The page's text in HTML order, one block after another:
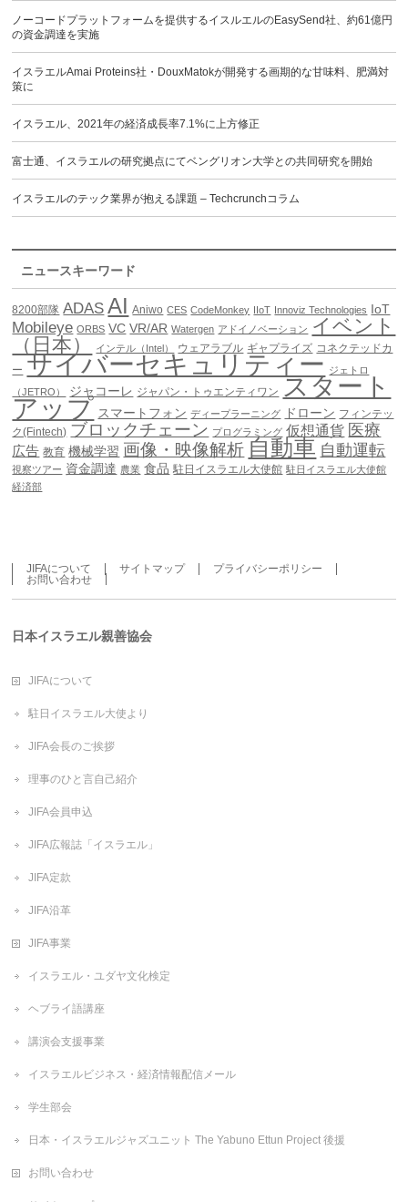
ノーコードプラットフォームを提供するイスルエルのEasySend社、約61億円
の資金調達を実施
イスラエルAmai Proteins社・DouxMatokが開発する画期的な甘味料、肥満対
策に
イスラエル、2021年の経済成長率7.1%に上方修正
富士通、イスラエルの研究拠点にてベングリオン大学との共同研究を開始
イスラエルのテック業界が抱える課題 – Techcrunchコラム
ニュースキーワード
8200部隊 ADAS AI Aniwo CES CodeMonkey IIoT Innoviz Technologies IoT
Mobileye ORBS VC VR/AR Watergen アドイノベーション イベント
（日本）
インテル（Intel） ウェアラブル ギャプライズ コネクテッドカ
ー サイバーセキュリティー ジェトロ
（JETRO）
ジャコーレ ジャパン・トゥエンティワン スタート
アップ スマートフォン ディープラーニング ドローン フィンテッ
ク(Fintech) ブロックチェーン プログラミング 仮想通貨 医療
広告 教育 機械学習 画像・映像解析 自動車 自動運転
視察ツアー 資金調達 農業 食品 駐日イスラエル大使館 駐日イスラエル大使館
経済部
JIFAについて サイトマップ
プライバシーポリシー
お問い合わせ
日本イスラエル親善協会
JIFAについて
駐日イスラエル大使より
JIFA会長のご挨拶
理事のひと言自己紹介
JIFA会員申込
JIFA広報誌「イスラエル」
JIFA定款
JIFA沿革
JIFA事業
イスラエル・ユダヤ文化検定
ヘブライ語講座
講演会支援事業
イスラエルビジネス・経済情報配信メール
学生部会
日本・イスラエルジャズユニット The Yabuno Ettun Project 後援
お問い合わせ